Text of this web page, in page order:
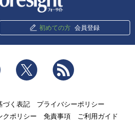
初めての方 会員登録
Facebook Twitter
づく表記
プライバシーポリシー
クポリシー 免責事項
ご利用ガイド